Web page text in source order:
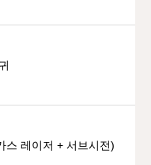
스 레이저 + 서브시전)